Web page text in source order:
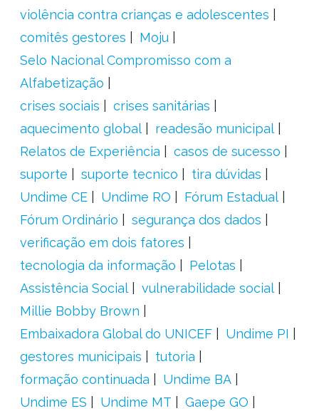
violência contra crianças e adolescentes
comitês gestores
Moju
Selo Nacional Compromisso com a
Alfabetização
crises sociais
crises sanitárias
aquecimento global
readesão municipal
Relatos de Experiência
casos de sucesso
suporte
suporte tecnico
tira dúvidas
Undime CE
Undime RO
Fórum Estadual
Fórum Ordinário
segurança dos dados
verificação em dois fatores
tecnologia da informação
Pelotas
Assistência Social
vulnerabilidade social
Millie Bobby Brown
Embaixadora Global do UNICEF
Undime PI
gestores municipais
tutoria
formação continuada
Undime BA
Undime ES
Undime MT
Gaepe GO